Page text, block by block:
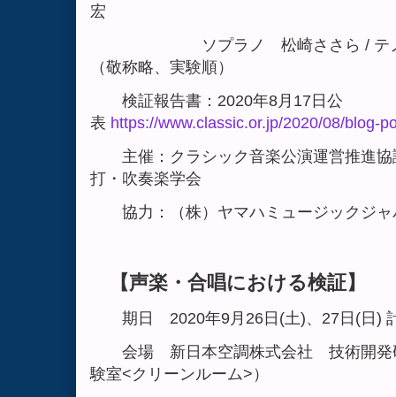
宏
ソプラノ 松崎ささら /
（敬称略、実験順）
検証報告書：2020年8月17日公
表 https://www.classic.or.jp/2020/08/blog-
主催：クラシック音楽公演運営推進協
打・吹奏楽学会
協力：（株）ヤマハミュージックジャ
【声楽・合唱における検証】
期日 2020年9月26日(土)、27日(日)
会場 新日本空調株式会社 技術開発
験室<クリーンルーム>）